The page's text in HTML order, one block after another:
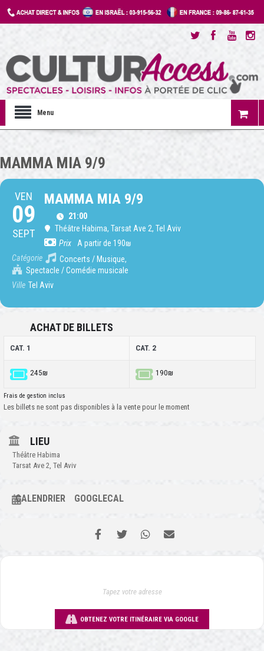
Menu
MAMMA MIA 9/9
VEN
09
SEPT
MAMMA MIA 9/9
21:00
Théâtre Habima, Tarsat Ave 2, Tel Aviv
Prix
A partir de 190₪
Catégorie
Concerts / Musique,
Spectacle / Comédie musicale
Ville Tel Aviv
ACHAT DE BILLETS
CAT. 1 CAT. 2
245₪ 190₪
Frais de gestion inclus
Les billets ne sont pas disponibles à la vente pour le moment
LIEU
Théâtre Habima
Tarsat Ave 2, Tel Aviv
CALENDRIER GOOGLECAL
OBTENEZ VOTRE ITINÉRAIRE VIA GOOGLE